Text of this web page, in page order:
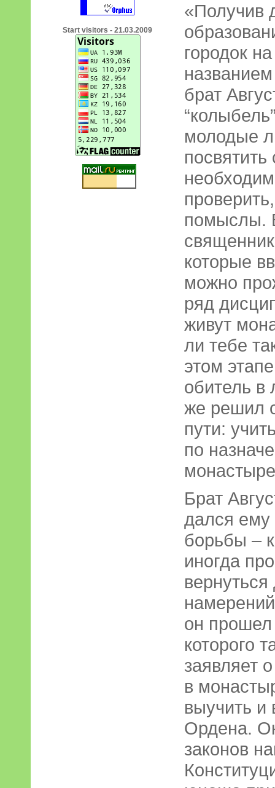
Start visitors - 21.03.2009
«Получив
городок
брат
молодые
помыслы.
которые
можно
ряд
живут
ли тебе
этом
обитель в
же решил
пути:
по
Брат
дался ему
борьбы –
иногда
он прошел
которого
заявляет
в
выучить и
Ордена.
законов